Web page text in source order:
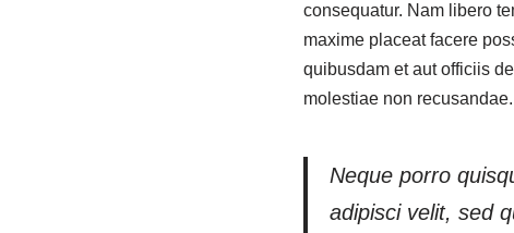
consequatur. Nam libero
maxime placeat facere
quibusdam et aut officiis
molestiae non recusandae.
Neque porro
adipisci velit, sed